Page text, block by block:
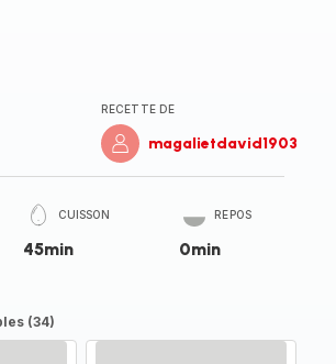
RECETTE DE
magalietdavid1903
CUISSON
45min
REPOS
0min
(34)